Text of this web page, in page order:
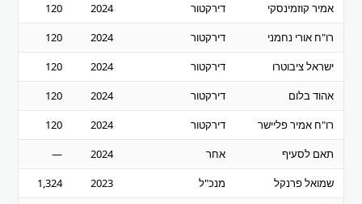
אמיר קוזמינסקי
דירקטור 2024
120
רו"ח אורי נחמני
דירקטור 2024
120
ישראל ציבוטרו
דירקטור 2024
120
אהוד בלום
דירקטור 2024
120
רו"ח אמיר פליישר
דירקטור 2024
120
תאם לסעיף
אחר 2024
—
שמואל פרנקל
מנכ"ל 2023
1,324